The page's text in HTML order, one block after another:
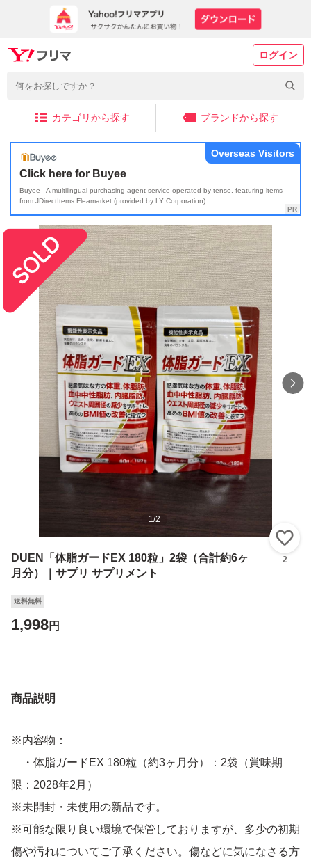
ログイン
カテゴリから探す ブランドから探す
Click here for Buyee
Buyee - A multilingual purchasing agent service operated by tenso, featuring items
from JDirectItems Fleamarket (provided by LY Corporation)
Overseas Visitors
1/2
DUEN「体脂ガードEX 180粒」2袋（合計約6ヶ
月分）｜サプリ サプリメント
2
送料無料
1,998円
商品説明
※内容物：
・体脂ガードEX 180粒（約3ヶ月分）：2袋（賞味期
限：2028年2月）
※未開封・未使用の新品です。
※可能な限り良い環境で保管しておりますが、多少の初期
傷や汚れについてご了承ください。傷などに気になさる方